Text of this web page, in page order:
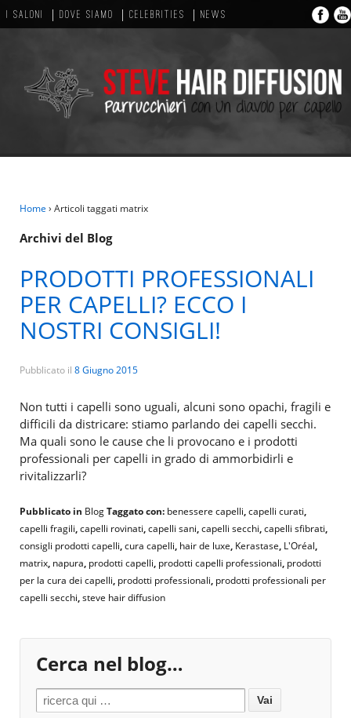
I SALONI DOVE SIAMO CELEBRITIES NEWS
Home › Articoli taggati matrix
Archivi del Blog
PRODOTTI PROFESSIONALI
PER CAPELLI? ECCO I
NOSTRI CONSIGLI!
Pubblicato il 8 Giugno 2015
Non tutti i capelli sono uguali, alcuni sono opachi, fragili e
difficili da districare: stiamo parlando dei capelli secchi.
Ma quali sono le cause che li provocano e i prodotti
professionali per capelli in grado di ammorbidirli e
rivitalizzarli?
Pubblicato in BlogTaggato con: benessere capelli,capelli curati,
capelli fragili,capelli rovinati,capelli sani,capelli secchi,capelli sfibrati,
consigli prodotti capelli,cura capelli, hair de luxe, Kerastase, L'Oréal,
matrix, napura, prodotti capelli, prodotti capelli professionali, prodotti
per la cura dei capelli, prodotti professionali, prodotti professionali per
capelli secchi,steve hair diffusion
Cerca nel blog…
Search for: